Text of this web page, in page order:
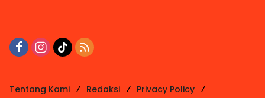
Tentang Kami Redaksi Privacy Policy